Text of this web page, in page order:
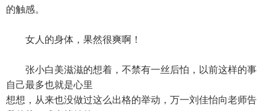
的触感。
女人的身体，果然很爽啊！
张小白美滋滋的想着，不禁有一丝后怕，以前这样的事
自己最多也就是心里
想想，从来也没做过这么出格的举动，万一刘佳怡向老师告